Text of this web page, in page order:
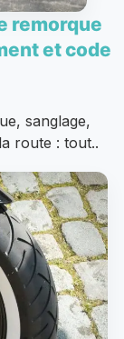
remorque
et code
sanglage,
route : tout..